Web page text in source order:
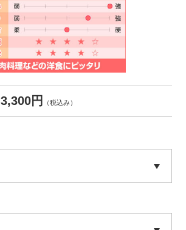
3,300円 （税込み）